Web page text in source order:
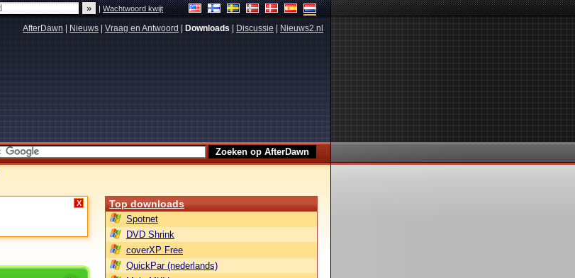
|Wachtwoord kwijt
AfterDawn Nieuws Vraag en Antwoord Downloads Discussie Nieuws2.nl
X Top downloads
Spotnet
DVD Shrink
coverXP Free
QuickPar (nederlands)